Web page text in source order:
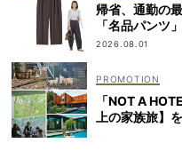
帰省、通勤の
「名品パンツ
2026.08.01
「NOT A
上の家族旅】を